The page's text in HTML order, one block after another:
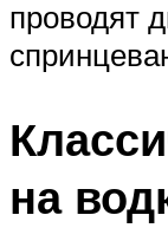
проводят
на